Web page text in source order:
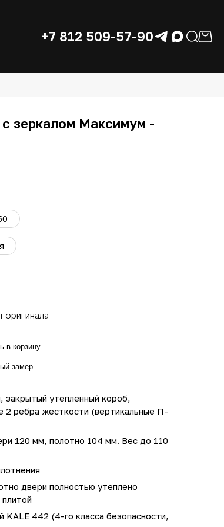
+7 812 509-57-90
зеркалом Максимум -
оригинала
в корзину
замер
закрытый утепленный короб,
2 ребра жесткости (вертикальные П-
120 мм, полотно 104 мм. Вес до 110
двери полностью утеплено
KALE 442 (4-го класса безопасности,